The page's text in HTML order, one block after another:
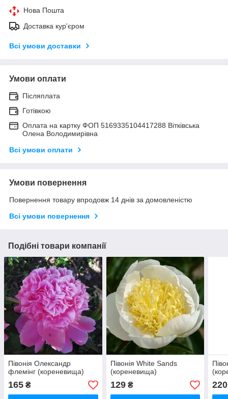
Нова Пошта
Доставка кур'єром
Всі умови доставки
Умови оплати
Післяплата
Готівкою
Оплата на картку ФОП 5169335104417288 Вітківська
Олена Володимирівна
Всі умови оплати
Умови повернення
Повернення товару впродовж 14 днів за домовленістю
Всі умови повернення
Подібні товари компанії
Півонія Олександр
флемінг (кореневища)
165 ₴
Півонія White Sands
(кореневища)
129₴ 220